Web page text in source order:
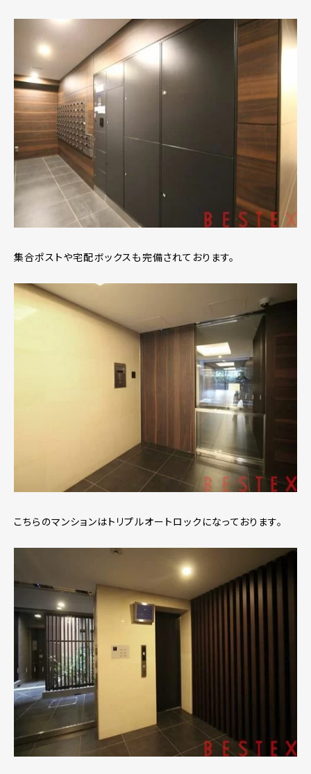
集合ポストや宅配ボックスも完備されております。
こちらのマンションはトリプルオートロックになっております。